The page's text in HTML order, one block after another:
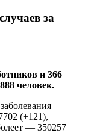
за
и 366
человек.
(+121),
— 350257